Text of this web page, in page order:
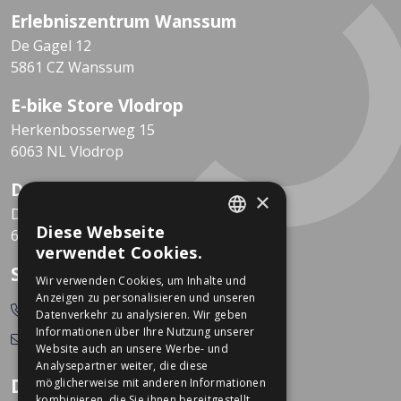
Erlebniszentrum Wanssum
De Gagel 12
5861 CZ Wanssum
E-bike Store Vlodrop
Herkenbosserweg 15
6063 NL Vlodrop
Dekkers Valkenburg
De Leeuwhof 7
6301 KZ Valkenburg
So erreichen Sie uns
0478-532166
info@dekkerstweewielers.nl
Dekkers Zweiräder
×
Diese Webseite
verwendet Cookies.
Wir verwenden Cookies, um Inhalte und
Anzeigen zu personalisieren und unseren
Datenverkehr zu analysieren. Wir geben
Informationen über Ihre Nutzung unserer
Website auch an unsere Werbe- und
Analysepartner weiter, die diese
möglicherweise mit anderen Informationen